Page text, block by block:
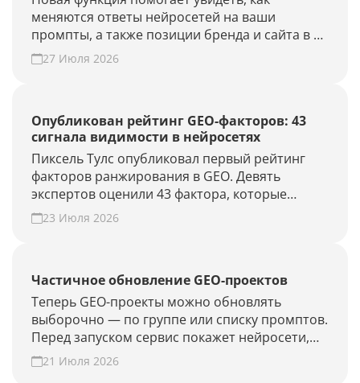
меняются ответы нейросетей на ваши
промпты, а также позиции бренда и сайта в AI-
выдаче.
27 Июля 2026
Опубликован рейтинг GEO-факторов: 43
сигнала видимости в нейросетях
Пиксель Тулс опубликовал первый рейтинг
факторов ранжирования в GEO. Девять
экспертов оценили 43 фактора, которые
влияют на видимость бренда в AI-ответах.
23 Июля 2026
Частичное обновление GEO-проектов
Теперь GEO-проекты можно обновлять
выборочно — по группе или списку промптов.
Перед запуском сервис покажет нейросети,
объём проверки и расход лимитов. Проверьте
новые запросы или результат GEO-работ без
21 Июля 2026